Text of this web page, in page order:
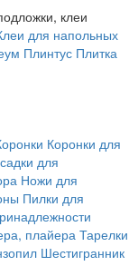
клеи
для напольных
Плинтус Плитка
Коронки для
для
Ножи для
Пилки для
плайера Тарелки
Шестигранник